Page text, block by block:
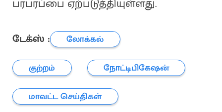
பரபரப்பை ஏற்படுத்தியுள்ளது.
டேக்ஸ் :
லோக்கல்
குற்றம்
நோட்டிபிகேஷன்
மாவட்ட செய்திகள்